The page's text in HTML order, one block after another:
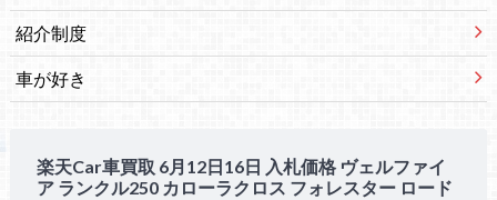
紹介制度
車が好き
楽天Car車買取 6月12日16日 入札価格 ヴェルファイ
ア ランクル250 カローラクロス フォレスター ロード